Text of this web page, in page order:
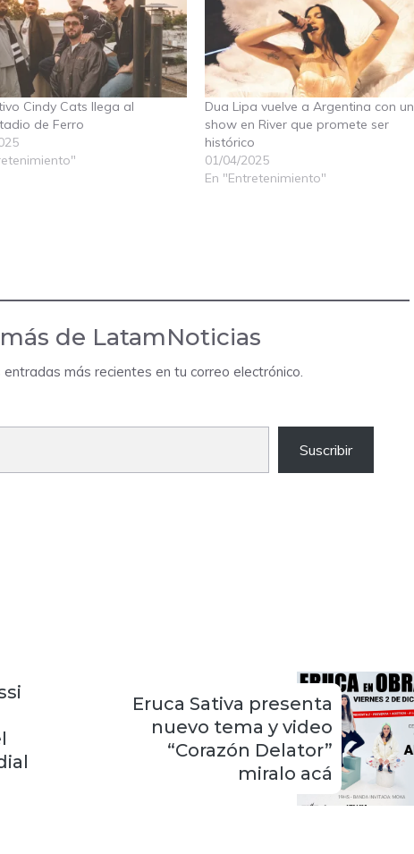
Cindy Cats llega al
de Ferro
Dua Lipa vuelve a Argentina con un
show en River que promete ser
histórico
01/04/2025
En "Entretenimiento"
de LatamNoticias
más recientes en tu correo electrónico.
Suscribir
Eruca Sativa presenta
nuevo tema y video
“Corazón Delator”
miralo acá